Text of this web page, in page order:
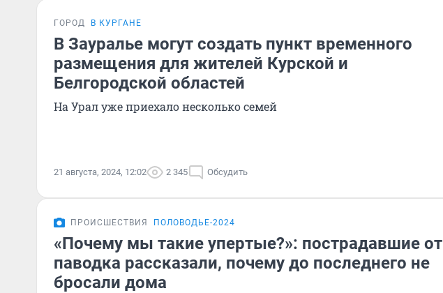
ГОРОД В КУРГАНЕ
В Зауралье могут создать пункт временного
размещения для жителей Курской и
Белгородской областей
На Урал уже приехало несколько семей
21 августа, 2024, 12:02 2 345 Обсудить
ПРОИСШЕСТВИЯ ПОЛОВОДЬЕ-2024
«Почему мы такие упертые?»: пострадавшие от
паводка рассказали, почему до последнего не
бросали дома